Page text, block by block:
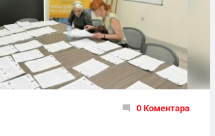
0 Коментара